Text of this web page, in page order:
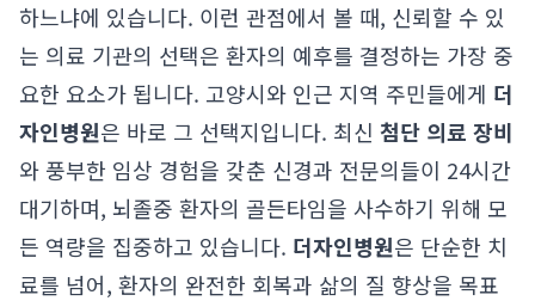
하느냐에 있습니다. 이런 관점에서 볼 때, 신뢰할 수 있
는 의료 기관의 선택은 환자의 예후를 결정하는 가장 중
요한 요소가 됩니다. 고양시와 인근 지역 주민들에게 더
자인병원은 바로 그 선택지입니다. 최신 첨단 의료 장비
와 풍부한 임상 경험을 갖춘 신경과 전문의들이 24시간
대기하며, 뇌졸중 환자의 골든타임을 사수하기 위해 모
든 역량을 집중하고 있습니다. 더자인병원은 단순한 치
료를 넘어, 환자의 완전한 회복과 삶의 질 향상을 목표